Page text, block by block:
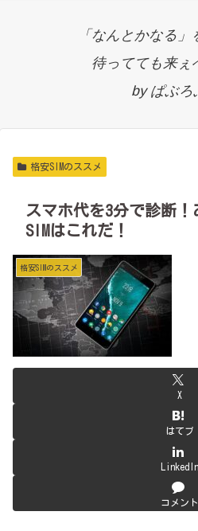
「なんとかなる」
待ってても来ぇ
by ぱぶろ
格安SIMのススメ
スマホ代を3分で診断
SIMはこれだ！
格安SIMのススメ
X
はてブ
LinkedIn
コメント